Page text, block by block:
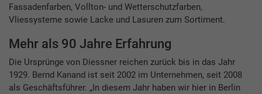
Fassadenfarben, Vollton- und Wetterschutzfarben,
Vliessysteme sowie Lacke und Lasuren zum Sortiment.
Mehr als 90 Jahre Erfahrung
Die Ursprünge von Diessner reichen zurück bis in das Jahr
1929. Bernd Kanand ist seit 2002 im Unternehmen, seit 2008
als Geschäftsführer. „In diesem Jahr haben wir hier in Berlin